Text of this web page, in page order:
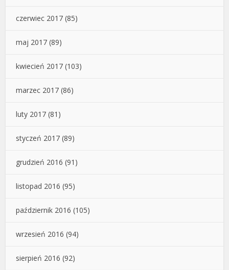
czerwiec 2017 (85)
maj 2017 (89)
kwiecień 2017 (103)
marzec 2017 (86)
luty 2017 (81)
styczeń 2017 (89)
grudzień 2016 (91)
listopad 2016 (95)
październik 2016 (105)
wrzesień 2016 (94)
sierpień 2016 (92)